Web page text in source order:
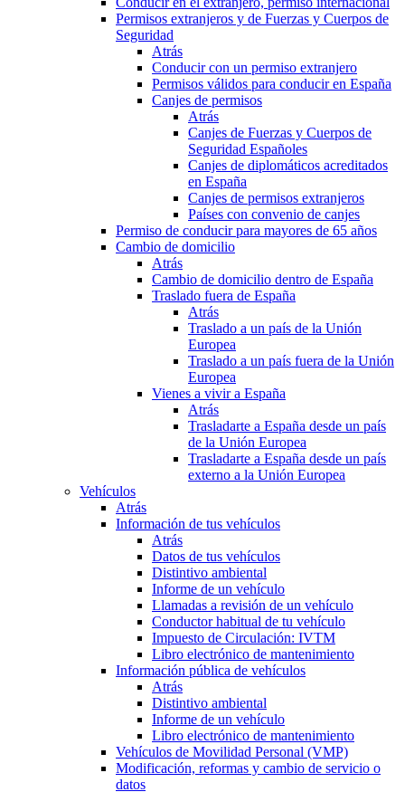
Permisos extranjeros y de Fuerzas y Cuerpos de
Seguridad
Atrás
Conducir con un permiso extranjero
Permisos válidos para conducir en España
Canjes de permisos
Atrás
Canjes de Fuerzas y Cuerpos de
Seguridad Españoles
Canjes de diplomáticos acreditados
en España
Canjes de permisos extranjeros
Países con convenio de canjes
Permiso de conducir para mayores de 65 años
Cambio de domicilio
Atrás
Cambio de domicilio dentro de España
Traslado fuera de España
Atrás
Traslado a un país de la Unión
Europea
Traslado a un país fuera de la Unión
Europea
Vienes a vivir a España
Atrás
Trasladarte a España desde un país
de la Unión Europea
Trasladarte a España desde un país
externo a la Unión Europea
Vehículos
Atrás
Información de tus vehículos
Atrás
Datos de tus vehículos
Distintivo ambiental
Informe de un vehículo
Llamadas a revisión de un vehículo
Conductor habitual de tu vehículo
Impuesto de Circulación: IVTM
Libro electrónico de mantenimiento
Información pública de vehículos
Atrás
Distintivo ambiental
Informe de un vehículo
Libro electrónico de mantenimiento
Vehículos de Movilidad Personal (VMP)
Modificación, reformas y cambio de servicio o
datos